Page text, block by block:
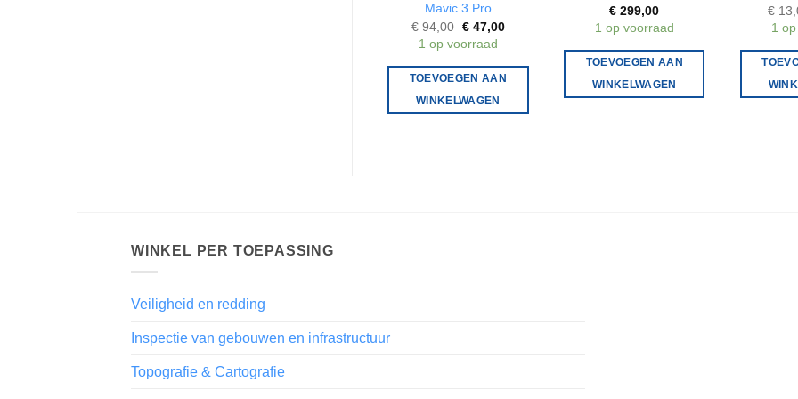
Mavic 3 Pro
€94,00 Oorspronkelijke
was:
€ 94,00.
€47,00Huidige
€ 47,00.
1 op voorraad
TOEVOEGEN AAN
WINKELWAGEN
€ 299,00
1 op voorraad
TOEVOEGEN AAN
WINKELWAGEN
€
1
WINKEL PER TOEPASSING
Veiligheid en redding
Inspectie van gebouwen en infrastructuur
Topografie & Cartografie